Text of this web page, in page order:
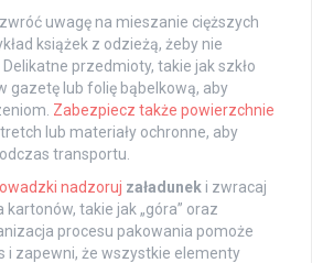
uwagę na mieszanie cięższych
książek z odzieżą, żeby nie
przedmioty, takie jak szkło
gazetę lub folię bąbelkową, aby
Zabezpiecz także powierzchnie
lub materiały ochronne, aby
transportu.
nadzoruj załadunek i zwracaj
takie jak „góra” oraz
procesu pakowania pomoże
i zapewni, że wszystkie elementy